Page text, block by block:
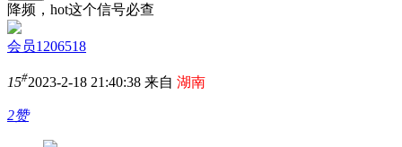
降频，hot这个信号必查
会员1206518
15#2023-2-18 21:40:38 来自 湖南
2赞